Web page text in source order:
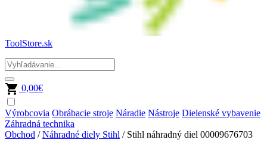
ToolStore.sk
0,00€
Výrobcovia Obrábacie stroje Náradie Nástroje Dielenské vybavenie
Záhradná technika
Obchod /Náhradné diely Stihl / Stihl náhradný diel 00009676703